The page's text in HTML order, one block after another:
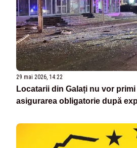
29 mai 2026, 14:22
Locatarii din Galați nu vor
asigurarea obligatorie după